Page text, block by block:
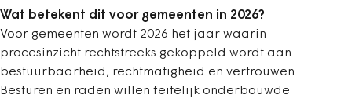
Wat betekent dit voor gemeenten in 2026?
Voor gemeenten wordt 2026 het jaar waarin
procesinzicht rechtstreeks gekoppeld wordt aan
bestuurbaarheid, rechtmatigheid en vertrouwen.
Besturen en raden willen feitelijk onderbouwde